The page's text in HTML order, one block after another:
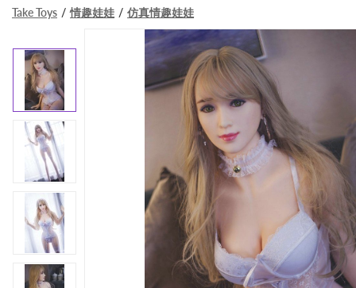
Take Toys 情趣娃娃 仿真情趣娃娃